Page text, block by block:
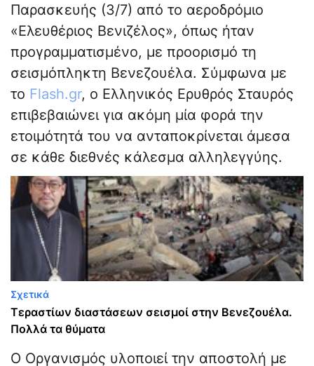
Παρασκευής (3/7) από το αεροδρόμιο
«Ελευθέριος Βενιζέλος», όπως ήταν
προγραμματισμένο, με προορισμό τη
σεισμόπληκτη Βενεζουέλα. Σύμφωνα με
το Flash.gr, ο Ελληνικός Ερυθρός Σταυρός
επιβεβαιώνει για ακόμη μία φορά την
ετοιμότητά του να ανταποκρίνεται άμεσα
σε κάθε διεθνές κάλεσμα αλληλεγγύης.
Σχετικά
Tεραστίων διαστάσεων σεισμοί στην Βενεζουέλα.
Πολλά τα θύματα
Ο Οργανισμός υλοποιεί την αποστολή με